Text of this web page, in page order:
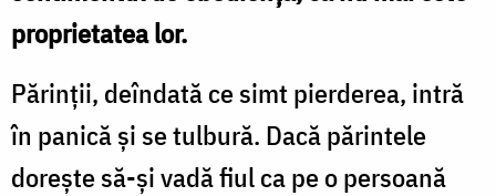
proprietatea lor.
Părinţii, deîndată ce simt pierderea, intră
în panică şi se tulbură. Dacă părintele
doreşte să-şi vadă fiul ca pe o persoană